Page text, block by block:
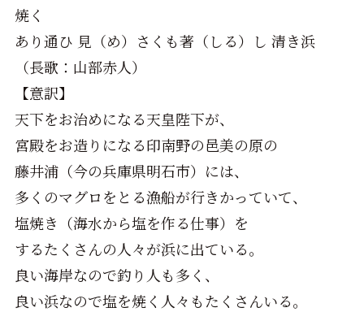
焼く
あり通ひ 見（め）さくも著（しる）し 清き浜
（長歌：山部赤人）
【意訳】
天下をお治めになる天皇陛下が、
宮殿をお造りになる印南野の邑美の原の
藤井浦（今の兵庫県明石市）には、
多くのマグロをとる漁船が行きかっていて、
塩焼き（海水から塩を作る仕事）を
するたくさんの人々が浜に出ている。
良い海岸なので釣り人も多く、
良い浜なので塩を焼く人々もたくさんいる。